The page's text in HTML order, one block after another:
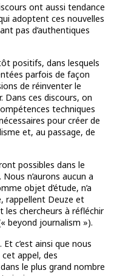
ont aussi tendance
adoptent ces nouvelles
pas d’authentiques
positifs, dans lesquels
parfois de façon
de réinventer le
Dans ces discours, on
techniques
pour créer de
et, au passage, de
possibles dans le
n’aurons aucun a
objet d’étude, n’a
rappellent Deuze et
les chercheurs à réfléchir
beyond journalism »).
c’est ainsi que nous
appel, des
le plus grand nombre